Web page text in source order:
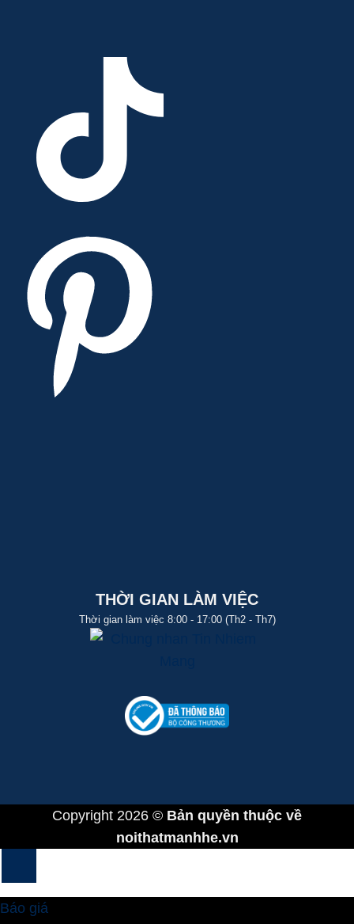
THỜI GIAN LÀM VIỆC
Thời gian làm việc 8:00 - 17:00 (Th2 - Th7)
Copyright 2026 © Bản quyền thuộc về
noithatmanhhe.vn
Báo giá